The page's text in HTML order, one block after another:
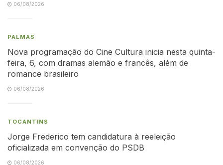
06/08/2026
PALMAS
Nova programação do Cine Cultura inicia nesta quinta-
feira, 6, com dramas alemão e francês, além de
romance brasileiro
06/08/2026
TOCANTINS
Jorge Frederico tem candidatura à reeleição
oficializada em convenção do PSDB
06/08/2026